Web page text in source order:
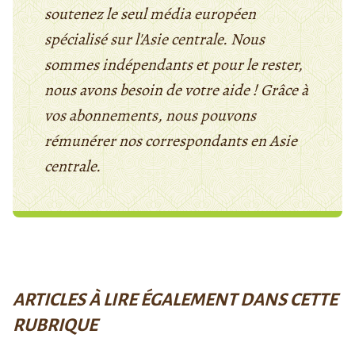
soutenez le seul média européen
spécialisé sur l'Asie centrale. Nous
sommes indépendants et pour le rester,
nous avons besoin de votre aide ! Grâce à
vos abonnements, nous pouvons
rémunérer nos correspondants en Asie
centrale.
ARTICLES À LIRE ÉGALEMENT DANS CETTE
RUBRIQUE